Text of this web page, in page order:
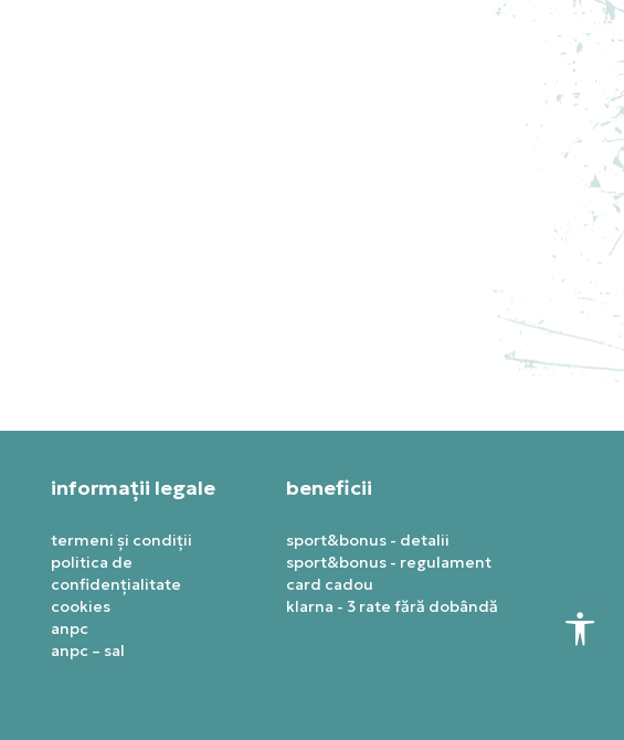
informații legale
termeni și condiții
politica de
confidențialitate
cookies
anpc
anpc – sal
beneficii
sport&bonus - detalii
sport&bonus - regulament
card cadou
klarna - 3 rate fără dobândă